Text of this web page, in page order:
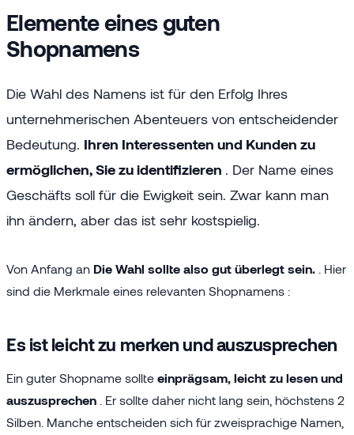
Elemente eines guten
Shopnamens
Die Wahl des Namens ist für den Erfolg Ihres
unternehmerischen Abenteuers von entscheidender
Bedeutung. Ihren Interessenten und Kunden zu
ermöglichen, Sie zu identifizieren . Der Name eines
Geschäfts soll für die Ewigkeit sein. Zwar kann man
ihn ändern, aber das ist sehr kostspielig.
Von Anfang an Die Wahl sollte also gut überlegt sein.
. Hier
sind die Merkmale eines relevanten Shopnamens :
Es ist leicht zu merken und auszusprechen
Ein guter Shopname sollte einprägsam, leicht zu lesen und
auszusprechen
. Er sollte daher nicht lang sein, höchstens 2
Silben. Manche entscheiden sich für zweisprachige Namen,